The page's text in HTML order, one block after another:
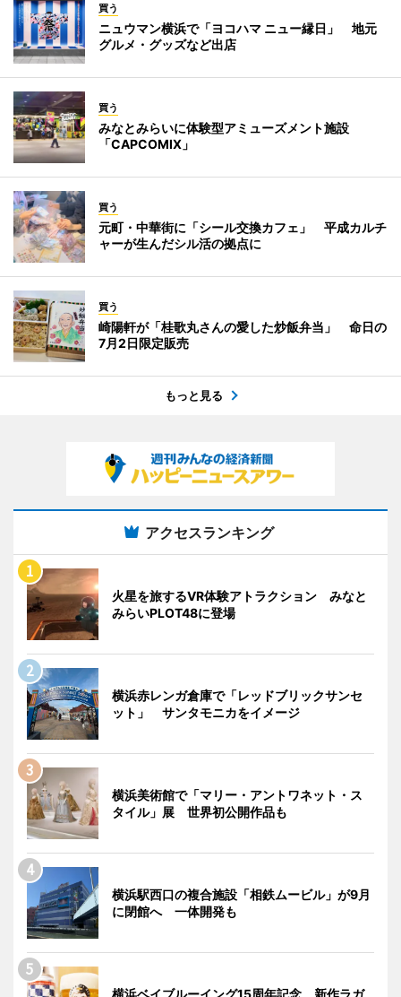
買う
ニュウマン横浜で「ヨコハマ ニュー縁日」 地元
グルメ・グッズなど出店
買う
みなとみらいに体験型アミューズメント施設
「CAPCOMIX」
買う
元町・中華街に「シール交換カフェ」 平成カルチ
ャーが生んだシル活の拠点に
買う
崎陽軒が「桂歌丸さんの愛した炒飯弁当」 命日の
7月2日限定販売
もっと見る
アクセスランキング
火星を旅するVR体験アトラクション みなと
みらいPLOT48に登場
横浜赤レンガ倉庫で「レッドブリックサンセ
ット」 サンタモニカをイメージ
横浜美術館で「マリー・アントワネット・ス
タイル」展 世界初公開作品も
横浜駅西口の複合施設「相鉄ムービル」が9月
に閉館へ 一体開発も
横浜ベイブルーイング15周年記念 新作ラガ